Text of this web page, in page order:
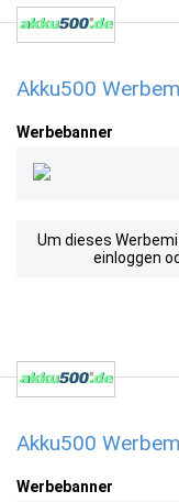
Akku500
Werbebanner
Um dieses
einloggen
Akku500
Werbebanner